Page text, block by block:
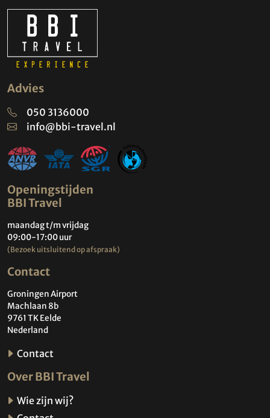
Advies
050 3136000
info@bbi-travel.nl
Openingstijden
BBI Travel
maandag t/m vrijdag
09:00-17:00 uur
(Bezoek uitsluitend op afspraak)
Contact
Groningen Airport
Machlaan 8b
9761 TK Eelde
Nederland
Contact
Over BBI Travel
Wie zijn wij?